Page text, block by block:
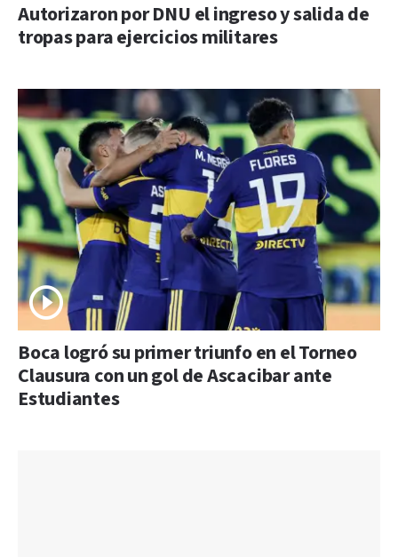
Autorizaron por DNU el ingreso y salida de
tropas para ejercicios militares
Boca logró su primer triunfo en el Torneo
Clausura con un gol de Ascacibar ante
Estudiantes